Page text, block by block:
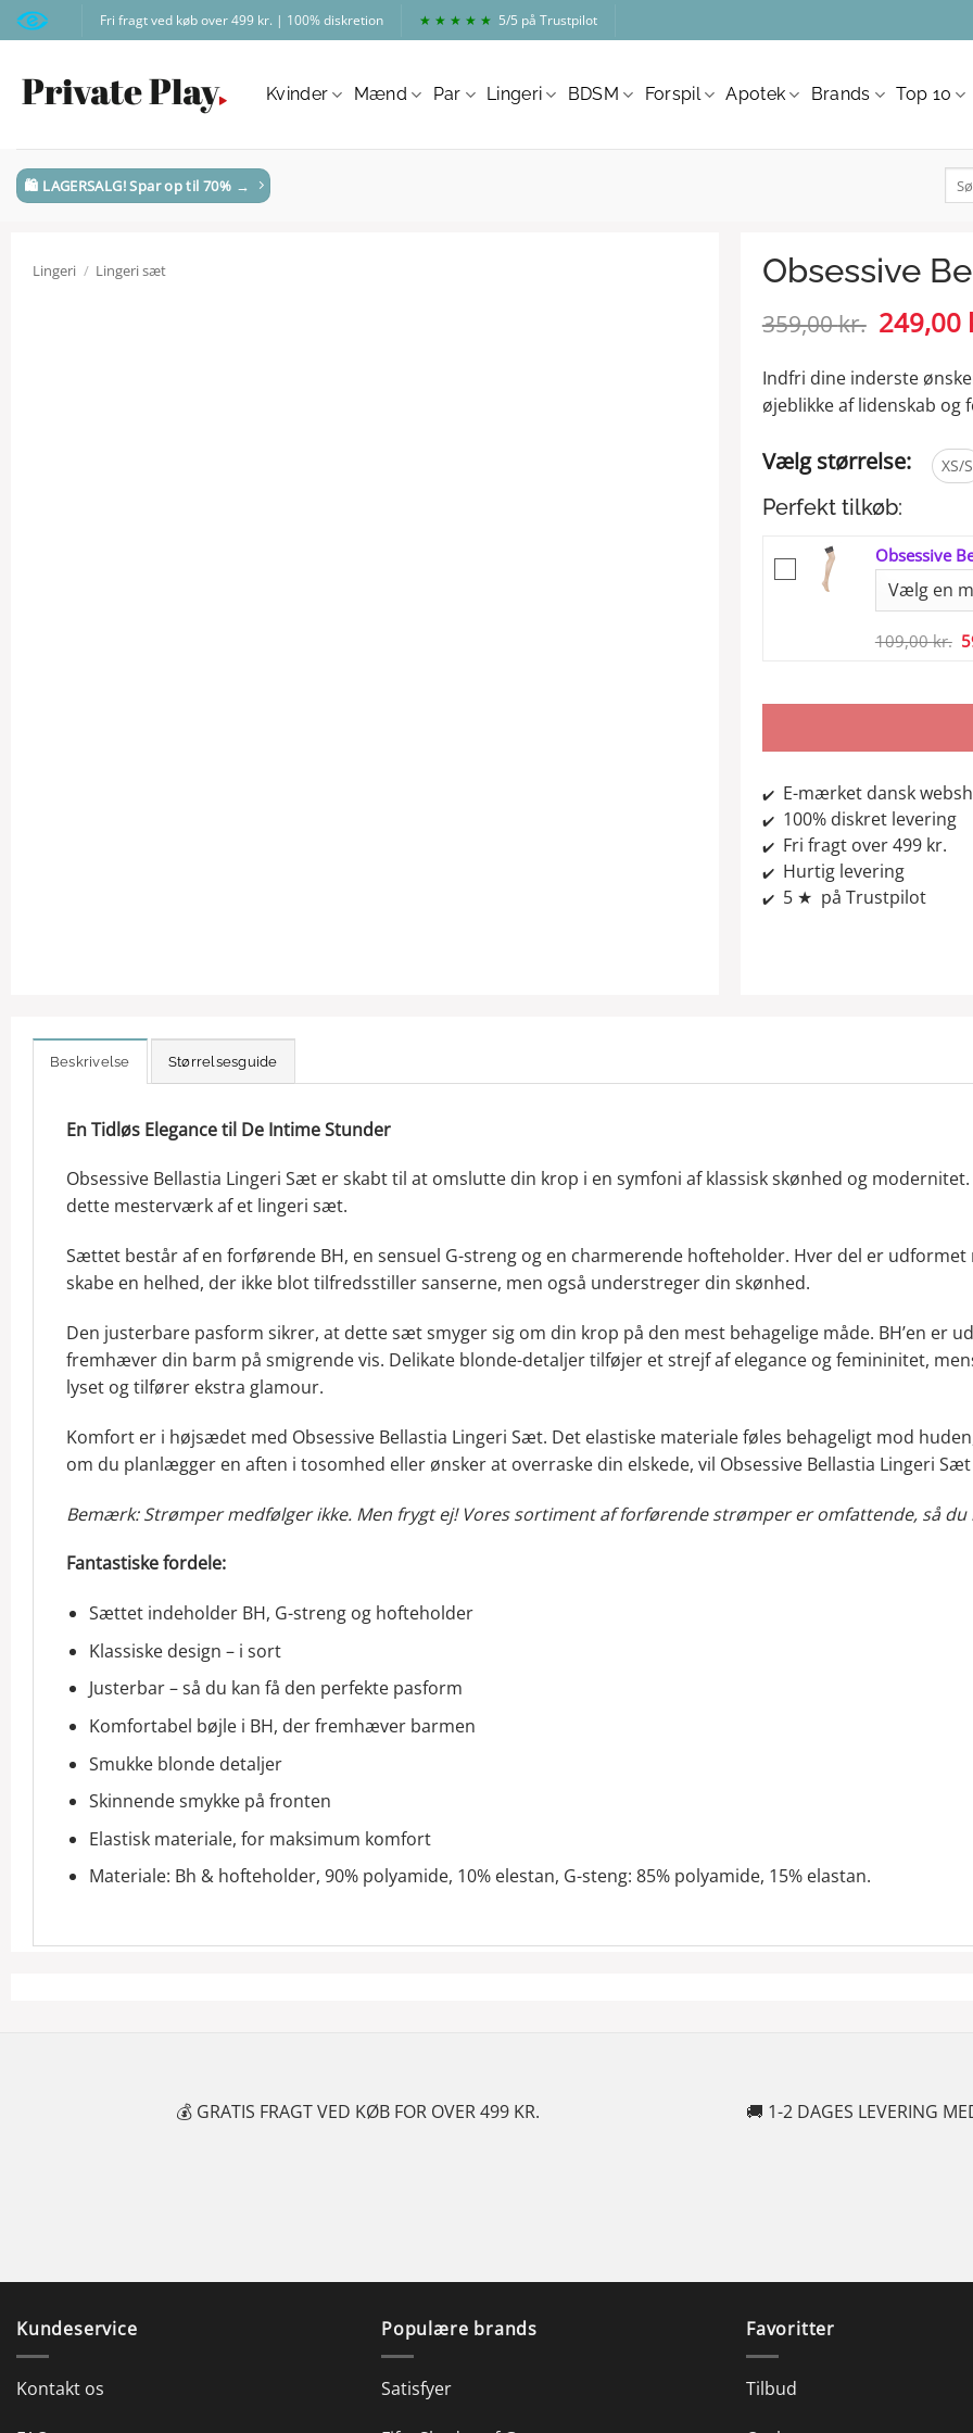
Fortsæt
til
Fri fragt ved køb over 499 kr. | 100% diskretion ★ ★ ★ ★ ★ 5/5 på Trustpilot
Kvinder Mænd Par Lingeri BDSM Forspil Apotek Brands Top 10
🛍️ LAGERSALG! Spar op til 70% →
Lingeri / Lingeri sæt Obsessive
359,00kr. Den
pris
var:
359,00
249,00
Indfri dine inderste
øjeblikke af lidenskab
Vælg størrelse: XS/S
Perfekt tilkøb:
Obsessive
109,00kr.
✔️E-mærket dansk
✔️100% diskret levering
✔️Fri fragt over 499 kr.
✔️Hurtig levering
✔️5 ★ på Trustpilot
Beskrivelse Størrelsesguide
En Tidløs Elegance til De Intime Stunder
Obsessive Bellastia Lingeri Sæt er skabt til at omslutte din krop i en symfoni af klassisk skønhed og
dette mesterværk af et lingeri sæt.
Sættet består af en forførende BH, en sensuel G-streng og en charmerende hofteholder. Hver del er
skabe en helhed, der ikke blot tilfredsstiller sanserne, men også understreger din skønhed.
Den justerbare pasform sikrer, at dette sæt smyger sig om din krop på den mest behagelige måde. BH’en er
fremhæver din barm på smigrende vis. Delikate blonde-detaljer tilføjer et strejf af elegance og femininitet,
lyset og tilfører ekstra glamour.
Komfort er i højsædet med Obsessive Bellastia Lingeri Sæt. Det elastiske materiale føles behageligt mod
om du planlægger en aften i tosomhed eller ønsker at overraske din elskede, vil Obsessive Bellastia Lingeri
Bemærk: Strømper medfølger ikke. Men frygt ej! Vores sortiment af forførende strømper er omfattende, så
Fantastiske fordele:
Sættet indeholder BH, G-streng og hofteholder
Klassiske design – i sort
Justerbar – så du kan få den perfekte pasform
Komfortabel bøjle i BH, der fremhæver barmen
Smukke blonde detaljer
Skinnende smykke på fronten
Elastisk materiale, for maksimum komfort
Materiale: Bh & hofteholder, 90% polyamide, 10% elestan, G-steng: 85% polyamide, 15% elastan.
🚚 1-2 DAGES LEVERING MED POSTNORD 🍆
Kundeservice
Kontakt os
Populære brands
Satisfyer
Favoritter
Tilbud